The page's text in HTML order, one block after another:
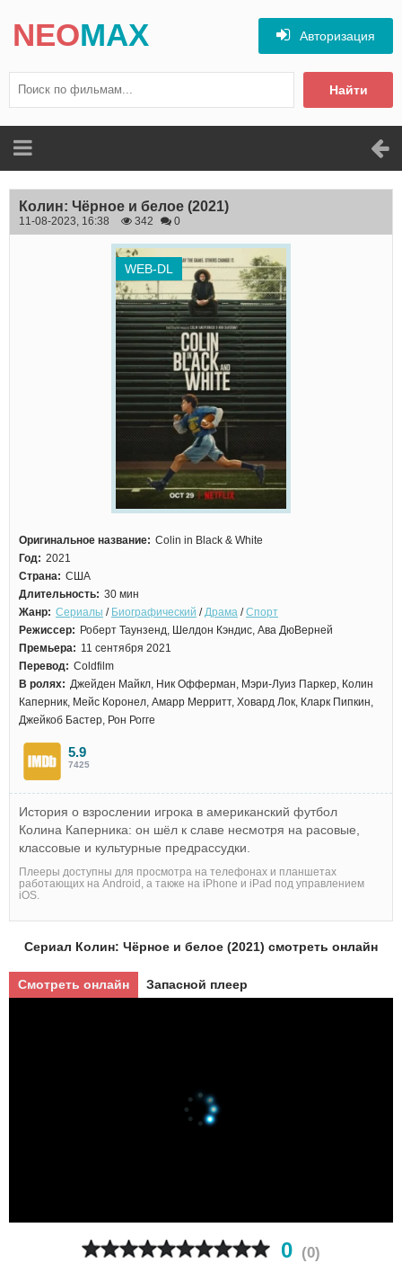
NEOMAX
Найти
Авторизация
Колин: Чёрное и белое (2021)
11-08-2023, 16:38 342 0
WEB-DL
Оригинальное название: Colin in Black & White
Год: 2021
Страна: США
Длительность: 30 мин
Жанр: Сериалы / Биографический /Драма /Спорт
Режиссер: Роберт Таунзенд, Шелдон Кэндис, Ава ДюВерней
Премьера: 11 сентября 2021
Перевод: Coldfilm
В ролях: Джейден Майкл, Ник Офферман, Мэри-Луиз Паркер, Колин
Каперник, Мейс Коронел, Амарр Мерритт, Ховард Лок, Кларк Пипкин,
Джейкоб Бастер, Рон Рогге
5.9
7425
История о взрослении игрока в американский футбол
Колина Каперника: он шёл к славе несмотря на расовые,
классовые и культурные предрассудки.
Плееры доступны для просмотра на телефонах и планшетах
работающих на Android, а также на iPhone и iPad под управлением
iOS.
Сериал Колин: Чёрное и белое (2021) смотреть онлайн
Смотреть онлайн Запасной плеер
0 (0)